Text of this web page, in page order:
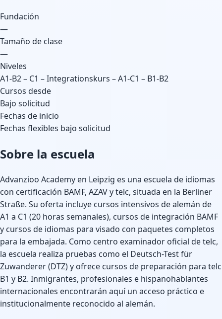
Fundación
—
Tamaño de clase
—
Niveles
A1-B2 – C1 – Integrationskurs – A1-C1 – B1-B2
Cursos desde
Bajo solicitud
Fechas de inicio
Fechas flexibles bajo solicitud
Sobre la escuela
Advanzioo Academy en Leipzig es una escuela de idiomas
con certificación BAMF, AZAV y telc, situada en la Berliner
Straße. Su oferta incluye cursos intensivos de alemán de
A1 a C1 (20 horas semanales), cursos de integración BAMF
y cursos de idiomas para visado con paquetes completos
para la embajada. Como centro examinador oficial de telc,
la escuela realiza pruebas como el Deutsch-Test für
Zuwanderer (DTZ) y ofrece cursos de preparación para telc
B1 y B2. Inmigrantes, profesionales e hispanohablantes
internacionales encontrarán aquí un acceso práctico e
institucionalmente reconocido al alemán.